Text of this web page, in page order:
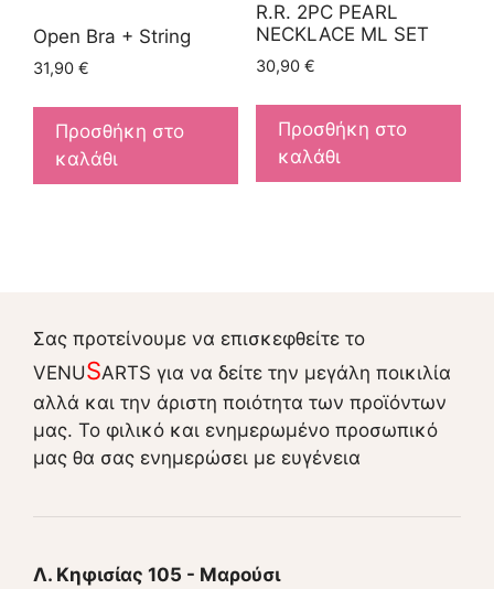
Open Bra + String
31,90 €
Προσθήκη στο
καλάθι
R.R. 2PC PEARL
NECKLACE ML SET
30,90 €
Προσθήκη στο
καλάθι
Σας προτείνουμε να επισκεφθείτε το
VENUSARTS για να δείτε την μεγάλη ποικιλία
αλλά και την άριστη ποιότητα των προϊόντων
μας. Το φιλικό και ενημερωμένο προσωπικό
μας θα σας ενημερώσει με ευγένεια
Λ. Κηφισίας 105 - Μαρούσι